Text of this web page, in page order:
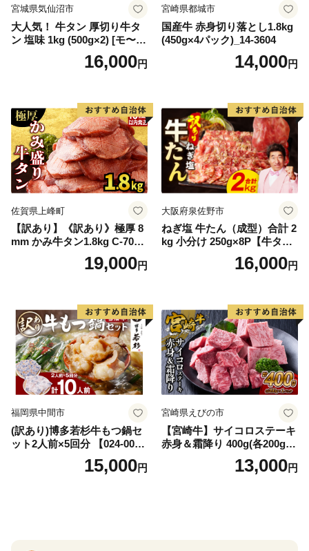
宮城県気仙沼市
大人気！ 牛タン 厚切り牛タ
ン 塩味 1kg (500g×2) [モ〜ラ
ンド 宮城県 気仙沼市 205646
60] 肉 牛肉 精肉 牛たん 牛タ
厚切り タン
16,000円
宮崎県都城市
国産牛 赤身切り落とし1.8kg
(450g×4パック)_14-3604
14,000円
佐賀県上峰町
【訳あり】《訳あり》極厚 8
mm かみ牛タン1.8kg C-709-
19,000円
大阪府泉佐野市
ねぎ塩 牛たん（成型）合計 2
kg 小分け 250g×8P【牛タン
牛肉 焼肉用 薄切り 訳あり サ
16,000円
福岡県中間市
(訳あり)博多若杉牛もつ鍋セ
ット2人前×5回分 【024-002
15,000円
宮崎県えびの市
【宮崎牛】サイコロステーキ
赤身＆霜降り 400g(各200g×
１P 計2P) 真空パック 冷凍
13,000円